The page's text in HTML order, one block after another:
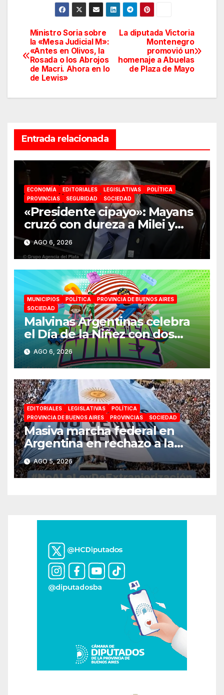
Navegación
de
entradas
La diputada Victoria
Montenegro
promovió un
homenaje a Abuelas
de Plaza de Mayo
Ministro Soria sobre
la «Mesa Judicial M»:
«Antes en Olivos, la
Rosada o los Abrojos
de Macri. Ahora en lo
de Lewis»
Entrada relacionada
ECONOMÍA EDITORIALES LEGISLATIVAS
POLÍTICA
PROVINCIAS
SEGURIDAD SOCIEDAD
«Presidente cipayo»: Mayans
cruzó con dureza a Milei y
advirtió sobre un juicio
político por traición a la Patria
AGO 6, 2026
MUNICIPIOS POLÍTICA
PROVINCIA DE BUENOS AIRES
SOCIEDAD
Malvinas Argentinas celebra
el Día de la Niñez con dos
jornadas de juegos,
espectáculos y actividades
para toda la familia
AGO 6, 2026
EDITORIALES LEGISLATIVAS
POLÍTICA
PROVINCIA DE BUENOS AIRES
PROVINCIAS SOCIEDAD
Masiva marcha federal en
Argentina en rechazo a la
reforma de la Ley de Tierras
impulsada por Milei: «La
soberanía no se negocia»
AGO 5, 2026